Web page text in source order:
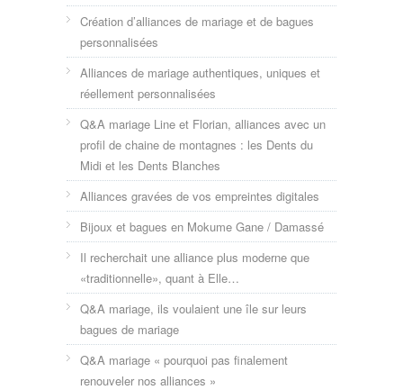
Création d’alliances de mariage et de bagues
personnalisées
Alliances de mariage authentiques, uniques et
réellement personnalisées
Q&A mariage Line et Florian, alliances avec un
profil de chaine de montagnes : les Dents du
Midi et les Dents Blanches
Alliances gravées de vos empreintes digitales
Bijoux et bagues en Mokume Gane / Damassé
Il recherchait une alliance plus moderne que
«traditionnelle», quant à Elle…
Q&A mariage, ils voulaient une île sur leurs
bagues de mariage
Q&A mariage « pourquoi pas finalement
renouveler nos alliances »